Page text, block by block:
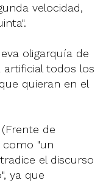
velocidad,
oligarquía de
artificial todos los
quieran en el
de
como "un
el discurso
ya que